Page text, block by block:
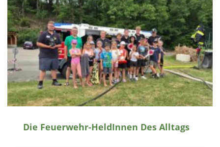
Die Feuerwehr-HeldInnen Des Alltags